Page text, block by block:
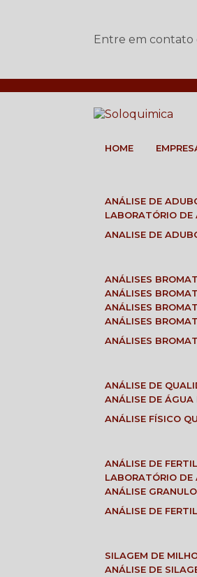
Entre em contato
HOME
ANÁLISE DE
LABORATÓRIO
ANALISE DE
ANÁLISES
ANÁLISES
ANÁLISES
ANÁLISES
ANÁLISES
ANÁLISE DE
ANÁLISE DE
ANÁLISE FÍSICO
ANÁLISE DE
LABORATÓRIO
ANÁLISE
ANÁLISE DE
SILAGEM DE
ANÁLISE DE